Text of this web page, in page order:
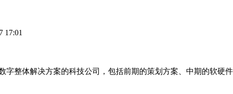
17:01
整体解决方案的科技公司，包括前期的策划方案、中期的软硬